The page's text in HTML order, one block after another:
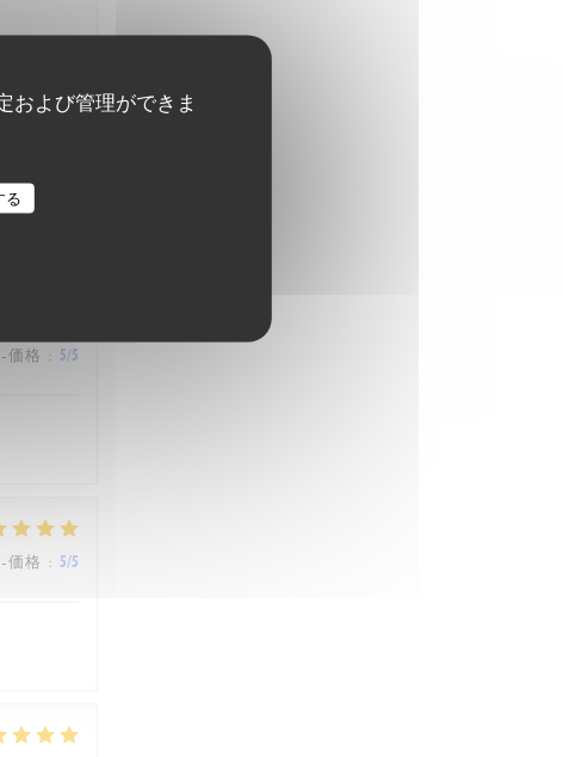
および管理ができま
る
価格 : 5/5
価格 : 5/5